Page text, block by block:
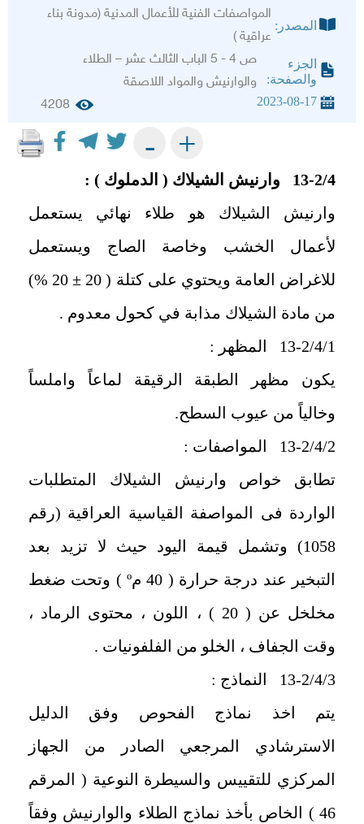
المصدر:
المواصفات الفنية للأعمال المدنية (مدونة بناء
عراقية )
الجزء
والصفحة:
ص 4 - 5 الباب الثالث عشر – الطلاء
والوارنيش والمواد اللاصقة
2023-08-17
4208
+
-
13-2/4 وارنيش الشيلاك ( الدملوك ) :
وارنيش الشيلاك هو طلاء نهائي يستعمل
لأعمال الخشب وخاصة الصاج ويستعمل
للاغراض العامة ويحتوي على كتلة ( 20 ± 20 %)
من مادة الشيلاك مذابة في كحول معدوم .
13-2/4/1 المظهر :
يكون مظهر الطبقة الرقيقة لماعاً واملساً
وخالياً من عيوب السطح.
13-2/4/2 المواصفات :
تطابق خواص وارنيش الشيلاك المتطلبات
الواردة فى المواصفة القياسية العراقية (رقم
1058) وتشمل قيمة اليود حيث لا تزيد بعد
التبخير عند درجة حرارة ( 40 مº ) وتحت ضغط
مخلخل عن ( 20 ) ، اللون ، محتوى الرماد ،
وقت الجفاف ، الخلو من الفلفونيات .
13-2/4/3 النماذج :
يتم اخذ نماذج الفحوص وفق الدليل
الاسترشادي المرجعي الصادر من الجهاز
المركزي للتقييس والسيطرة النوعية ( المرقم
46 ) الخاص بأخذ نماذج الطلاء والوارنيش وفقاً